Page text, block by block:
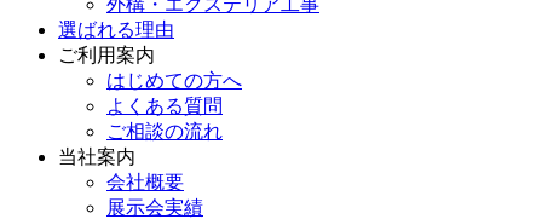
外構・エクステリア工事
選ばれる理由
ご利用案内
はじめての方へ
よくある質問
ご相談の流れ
当社案内
会社概要
展示会実績